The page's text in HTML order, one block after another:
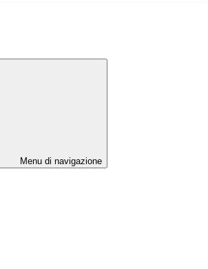
Menu di navigazione